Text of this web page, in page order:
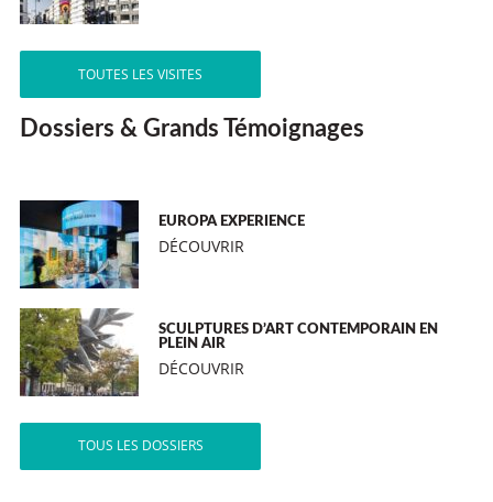
TOUTES LES VISITES
Dossiers & Grands Témoignages
EUROPA EXPERIENCE
DÉCOUVRIR
SCULPTURES D’ART CONTEMPORAIN EN
PLEIN AIR
DÉCOUVRIR
TOUS LES DOSSIERS